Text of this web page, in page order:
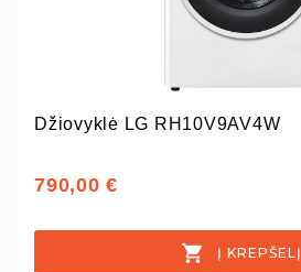
Džiovyklė LG RH10V9AV4W
790,00 €
Į KREPŠELĮ